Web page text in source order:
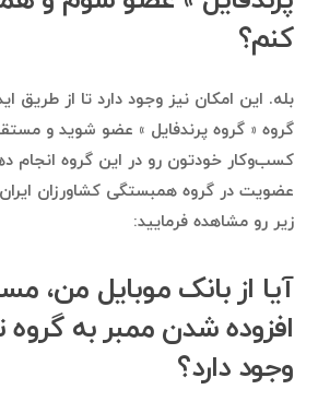
کنم؟
بله. این امکان نیز وجود دارد تا از طریق
گروه ‌« گروه پرندفایل » عضو شوید و
کسب‌وکار خودتون رو در این گروه
عضویت در گروه همبستگی کشاورزان
زیر رو مشاهده فرمایید:
آیا از بانک موبایل من،
افزوده شدن ممبر به گروه
وجود دارد؟